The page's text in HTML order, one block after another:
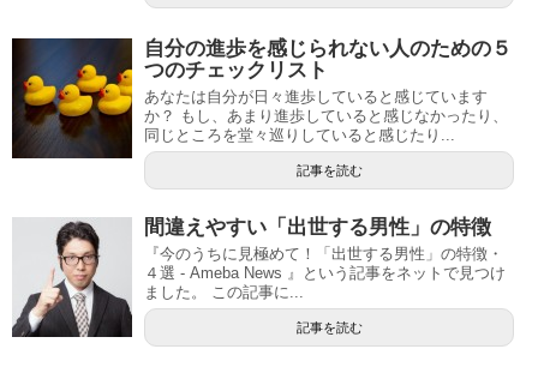
自分の進歩を感じられない人のための５
つのチェックリスト
あなたは自分が日々進歩していると感じています
か？ もし、あまり進歩していると感じなかったり、
同じところを堂々巡りしていると感じたり...
記事を読む
間違えやすい「出世する男性」の特徴
『今のうちに見極めて！「出世する男性」の特徴・
４選 - Ameba News 』という記事をネットで見つけ
ました。 この記事に...
記事を読む